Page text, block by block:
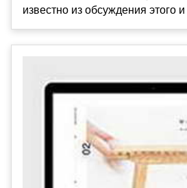
известно из обсуждения этого и